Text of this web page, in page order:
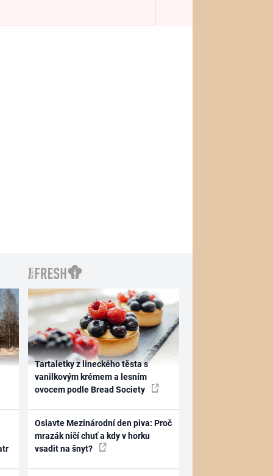
Tartaletky z lineckého těsta s
vanilkovým krémem a lesním
ovocem podle Bread Society
Oslavte Mezinárodní den piva: Proč
mrazák ničí chuť a kdy v horku
vsadit na šnyt?